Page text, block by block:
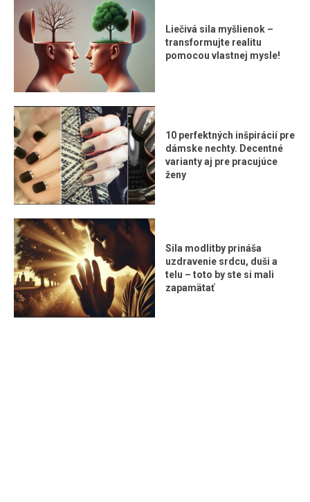
Liečivá sila myšlienok –
transformujte realitu
pomocou vlastnej mysle!
10 perfektných inšpirácií pre
dámske nechty. Decentné
varianty aj pre pracujúce
ženy
Sila modlitby prináša
uzdravenie srdcu, duši a
telu – toto by ste si mali
zapamätať